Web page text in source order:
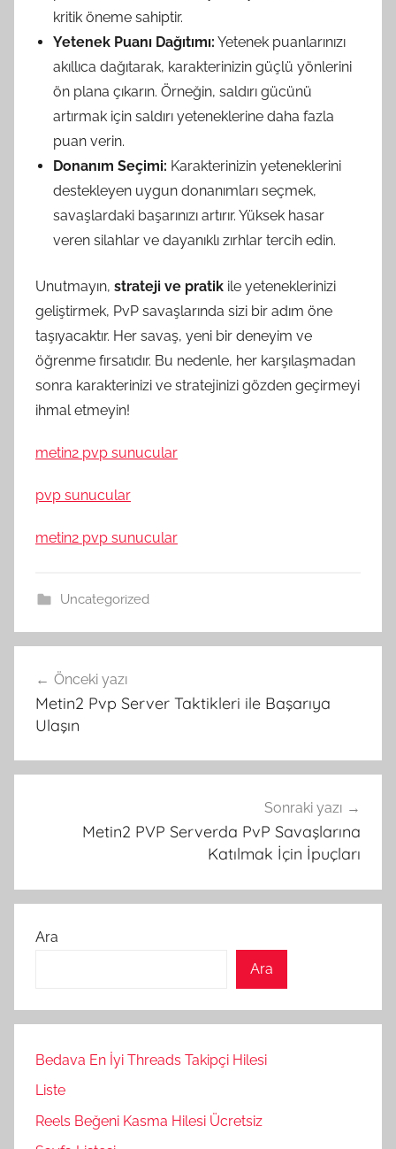
kritik öneme sahiptir.
Yetenek Puanı Dağıtımı: Yetenek puanlarınızı
akıllıca dağıtarak, karakterinizin güçlü yönlerini
ön plana çıkarın. Örneğin, saldırı gücünü
artırmak için saldırı yeteneklerine daha fazla
puan verin.
Donanım Seçimi: Karakterinizin yeteneklerini
destekleyen uygun donanımları seçmek,
savaşlardaki başarınızı artırır. Yüksek hasar
veren silahlar ve dayanıklı zırhlar tercih edin.
Unutmayın, strateji ve pratik ile yeteneklerinizi
geliştirmek, PvP savaşlarında sizi bir adım öne
taşıyacaktır. Her savaş, yeni bir deneyim ve
öğrenme fırsatıdır. Bu nedenle, her karşılaşmadan
sonra karakterinizi ve stratejinizi gözden geçirmeyi
ihmal etmeyin!
metin2 pvp sunucular
pvp sunucular
metin2 pvp sunucular
Uncategorized
gezinmesi
Önceki yazı
Metin2 Pvp Server Taktikleri ile Başarıya
Ulaşın
Sonraki yazı
Metin2 PVP Serverda PvP Savaşlarına
Katılmak İçin İpuçları
Ara
Ara
Bedava En İyi Threads Takipçi Hilesi
Liste
Reels Beğeni Kasma Hilesi Ücretsiz